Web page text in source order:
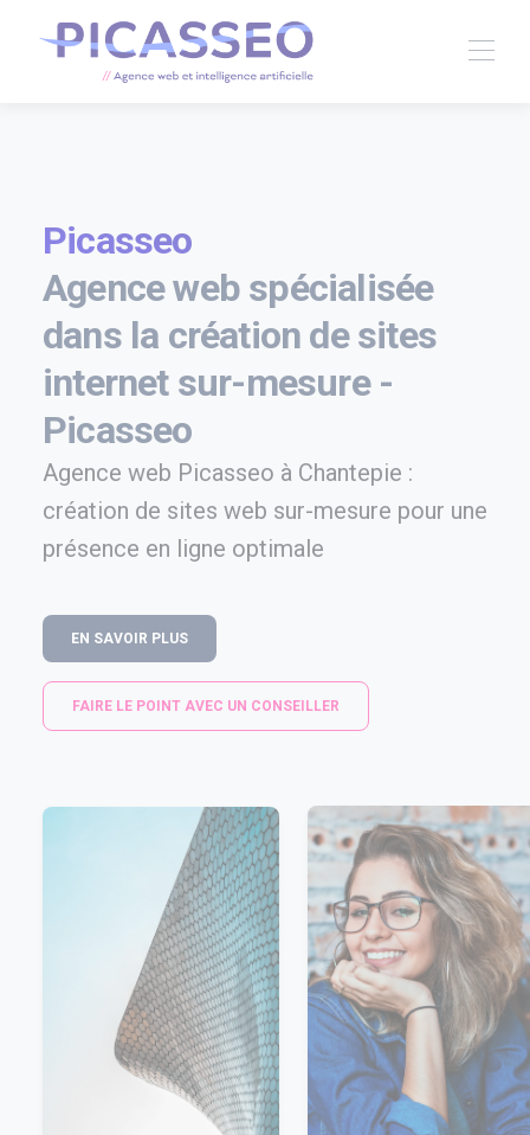
Picasseo
Agence web spécialisée
dans la création de sites
internet sur-mesure -
Picasseo
Agence web Picasseo à Chantepie :
création de sites web sur-mesure pour une
présence en ligne optimale
EN SAVOIR PLUS
FAIRE LE POINT AVEC UN CONSEILLER